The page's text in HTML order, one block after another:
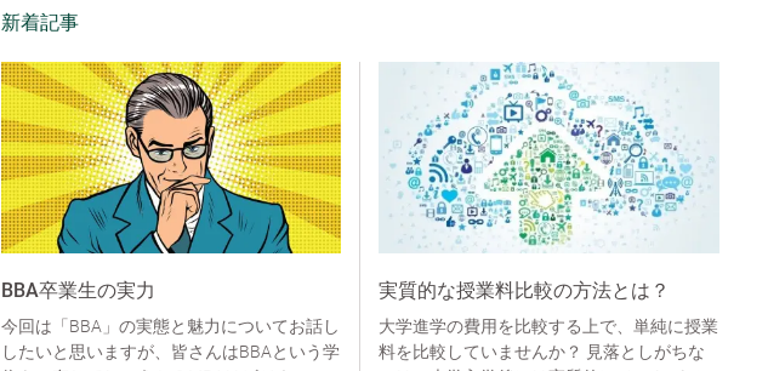
新着記事
BBA卒業生の実力
今回は「BBA」の実態と魅力についてお話し
したいと思いますが、皆さんはBBAという学
実質的な授業料比較の方法とは？
大学進学の費用を比較する上で、単純に授業
料を比較していませんか？ 見落としがちな